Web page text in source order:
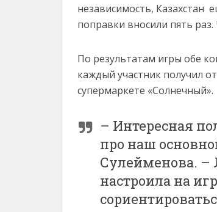
независимость, Казахстан
поправки вносили пять
По результатам игры обе
каждый участник получил
супермаркете «Солнечный».
– Интересная
про наш
Сулейменова. –
настроила на